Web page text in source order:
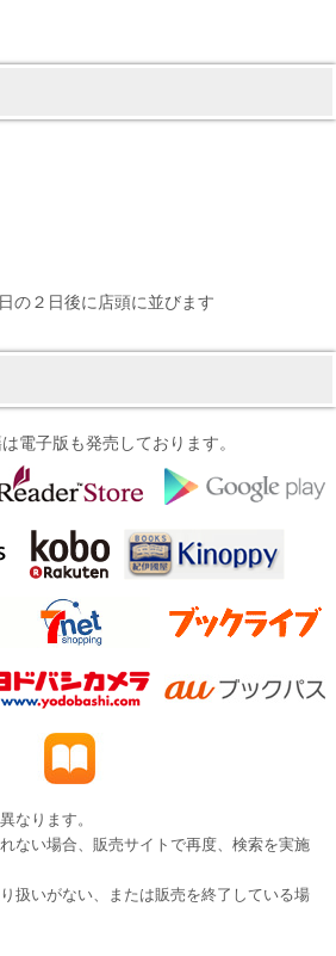
の２日後に店頭に並びます
電子版も発売しております。
なります。
ない場合、販売サイトで再度、検索を実施
扱いがない、または販売を終了している場